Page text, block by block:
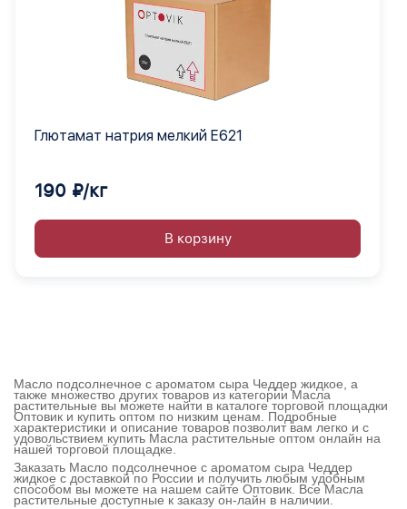
Глютамат натрия мелкий Е621
190 ₽/кг
В корзину
Масло подсолнечное с ароматом сыра Чеддер жидкое, а
также множество других товаров из категории Масла
растительные вы можете найти в каталоге торговой площадки
Оптовик и купить оптом по низким ценам. Подробные
характеристики и описание товаров позволит вам легко и с
удовольствием купить Масла растительные оптом онлайн на
нашей торговой площадке.
Заказать Масло подсолнечное с ароматом сыра Чеддер
жидкое с доставкой по России и получить любым удобным
способом вы можете на нашем сайте Оптовик. Все Масла
растительные доступные к заказу он-лайн в наличии.